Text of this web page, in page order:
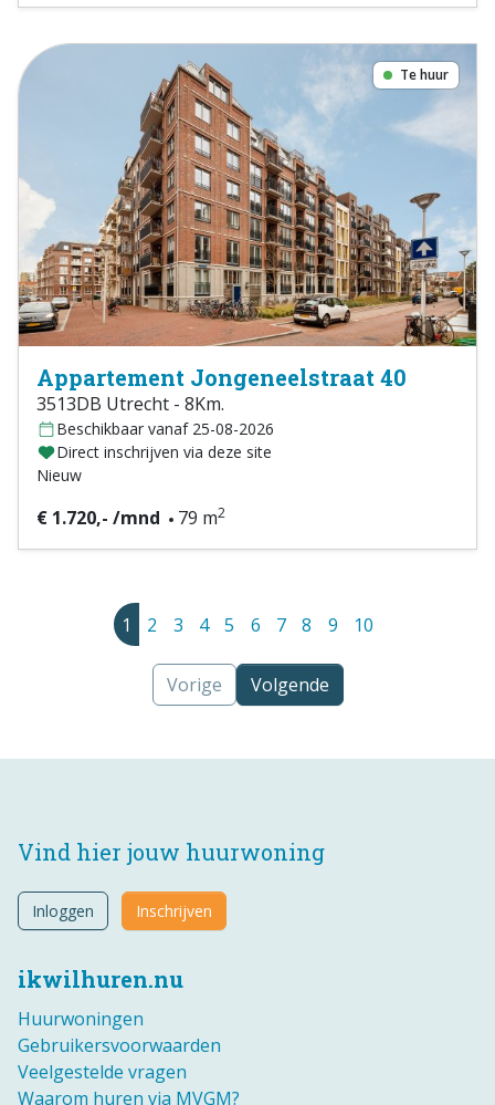
Te huur
Appartement Jongeneelstraat 40
3513DB Utrecht - 8Km.
Beschikbaar vanaf 25-08-2026
Direct inschrijven via deze site
Nieuw
€ 1.720,- /mnd 79 m2
1 2 3 4 5 6 7 8 9 10
Vorige Volgende
ikwilhuren.nu
Huurwoningen
Gebruikersvoorwaarden
Veelgestelde vragen
Waarom huren via MVGM?
Vind hier jouw huurwoning
Inloggen Inschrijven